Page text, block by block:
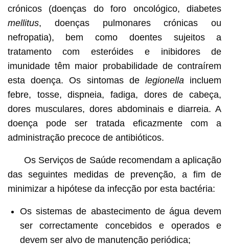
crónicos (doenças do foro oncológico, diabetes
mellitus, doenças pulmonares crónicas ou
nefropatia), bem como doentes sujeitos a
tratamento com esteróides e inibidores de
imunidade têm maior probabilidade de contraírem
esta doença. Os sintomas de legionella incluem
febre, tosse, dispneia, fadiga, dores de cabeça,
dores musculares, dores abdominais e diarreia. A
doença pode ser tratada eficazmente com a
administração precoce de antibióticos.
Os Serviços de Saúde recomendam a aplicação
das seguintes medidas de prevenção, a fim de
minimizar a hipótese da infecção por esta bactéria:
Os sistemas de abastecimento de água devem
ser correctamente concebidos e operados e
devem ser alvo de manutenção periódica;